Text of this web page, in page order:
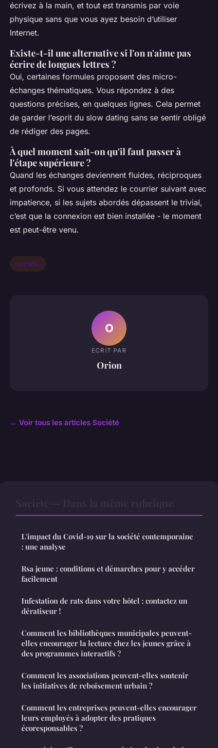
écrivez à la main, et tout est transmis par voie
physique sans que vous ayez besoin d’utiliser
Internet.
Existe-t-il une alternative si l'on n'aime pas
écrire de longues lettres ?
Oui, certaines formules proposent des micro-
échanges thématiques. Vous répondez à des
questions précises, en quelques lignes. Cela permet
de garder l’esprit du slow dating sans se sentir obligé
de rédiger des pages.
À quel moment sait-on qu'il faut passer à
l'étape supérieure ?
Quand les échanges deviennent fluides, réciproques
et profonds. Si vous attendez le courrier suivant avec
impatience, si les sujets abordés dépassent le trivial,
c’est que la connexion est bien installée - le moment
est peut-être venu.
societe
O
ECRIT PAR
Orion
← Voir tous les articles Société
L'impact du Covid-19 sur la société contemporaine
: une analyse
Rsa jeune : conditions et démarches pour y accéder
facilement
Infestation de rats dans votre hôtel : contactez un
dératiseur !
Comment les bibliothèques municipales peuvent-
elles encourager la lecture chez les jeunes grâce à
des programmes interactifs ?
Comment les associations peuvent-elles soutenir
les initiatives de reboisement urbain ?
Comment les entreprises peuvent-elles encourager
leurs employés à adopter des pratiques
écoresponsables ?